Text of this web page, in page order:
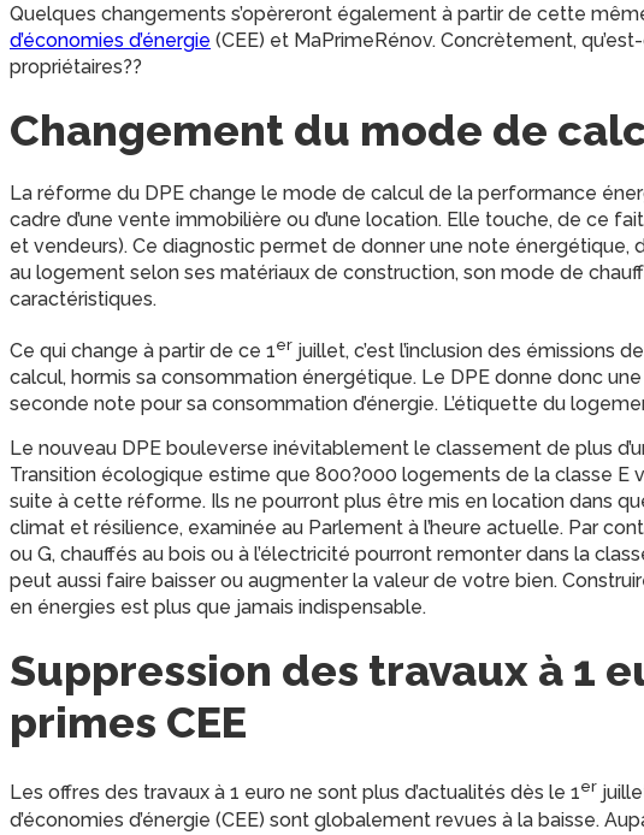
Quelques changements s’opèreront également à partir de cette
d’économies d’énergie (CEE) et MaPrimeRénov. Concrètement,
propriétaires??
Changement du mode de
La réforme du DPE change le mode de calcul de la performance
cadre d’une vente immobilière ou d’une location. Elle touche, de ce
et vendeurs). Ce diagnostic permet de donner une note énergétique,
au logement selon ses matériaux de construction, son mode de
caractéristiques.
Ce qui change à partir de ce 1er juillet, c’est l’inclusion des émissions
calcul, hormis sa consommation énergétique. Le DPE donne donc
seconde note pour sa consommation d’énergie. L’étiquette du
Le nouveau DPE bouleverse inévitablement le classement de plus
Transition écologique estime que 800?000 logements de la classe E
suite à cette réforme. Ils ne pourront plus être mis en location dans
climat et résilience, examinée au Parlement à l’heure actuelle. Par
ou G, chauffés au bois ou à l’électricité pourront remonter dans la
peut aussi faire baisser ou augmenter la valeur de votre bien.
en énergies est plus que jamais indispensable.
Suppression des travaux à 1
primes CEE
Les offres des travaux à 1 euro ne sont plus d’actualités dès le 1er
d’économies d’énergie (CEE) sont globalement revues à la baisse.